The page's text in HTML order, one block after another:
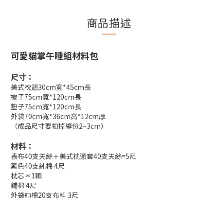
商品描述
可愛貓掌午睡組材料包
尺寸：
美式枕頭30cm寬*45cm長
被子75cm寬*120cm長
墊子75cm寬*120cm長
外袋70cm寬*36cm高*12cm厚
（成品尺寸要扣掉縫份2~3cm）
材料 ：
表布40支天絲＋美式枕頭套40支天絲=5尺
素色40支純棉 4尺
枕芯＊1顆
鋪棉 4尺
外袋純棉20支布料 3尺